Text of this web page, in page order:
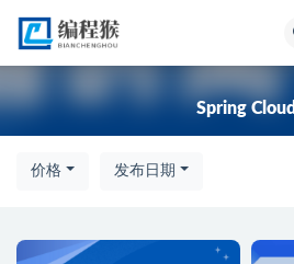
Spring Cloud
价格 发布日期